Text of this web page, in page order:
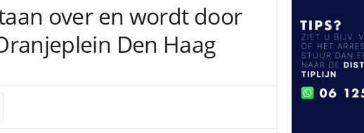
over en wordt door
Den Haag